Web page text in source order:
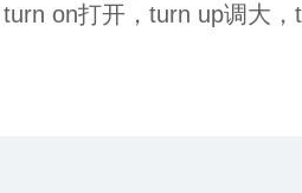
on打开，turn up调大，